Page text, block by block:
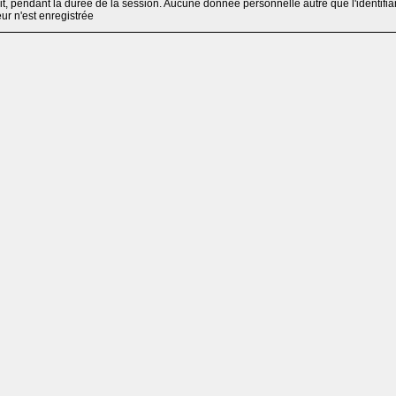
pendant la durée de la session. Aucune donnée personnelle autre que
n'est enregistrée